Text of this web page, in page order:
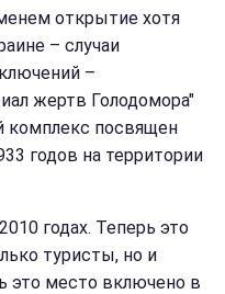
открытие хотя
– случаи
–
жертв Голодомора"
комплекс посвящен
годов на территории
годах. Теперь это
туристы, но и
это место включено в